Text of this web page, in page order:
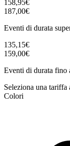
158,95€
187,00€
Eventi di durata
135,15€
159,00€
Eventi di durata fino
Seleziona una tariffa
Colori